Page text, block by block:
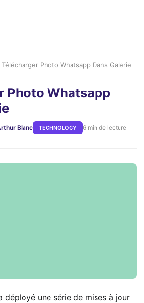
Télécharger Photo Whatsapp Dans Galerie
Photo Whatsapp
Blanc TECHNOLOGY 6 min de lecture
déployé une série de mises à jour